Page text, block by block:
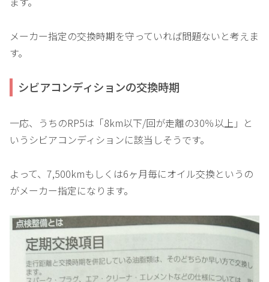
メーカー指定の交換時期を守っていれば問題ないと考えま
す。
シビアコンディションの交換時期
一応、うちのRP5は「8km以下/回が走離の30％以上」と
いうシビアコンディションに該当しそうです。
よって、7,500kmもしくは6ヶ月毎にオイル交換というの
がメーカー指定になります。